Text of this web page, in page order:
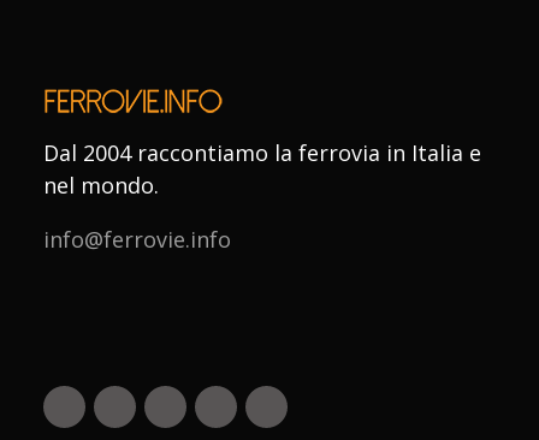
Dal 2004 raccontiamo la ferrovia in Italia e
nel mondo.
info@ferrovie.info